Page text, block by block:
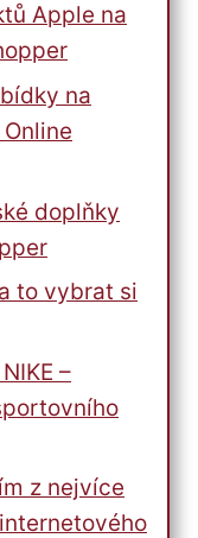
Apple na
na
doplňky
to vybrat si
–
z nejvíce